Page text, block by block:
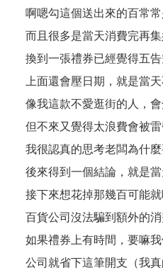
啊嗯勾這個送出來的百常
而且很多是當天消費完再
換到一張禮券已經覺得五
上面還會壓日期，就是當
像我這款不愛逛街的人，
但不來又覺得太浪費會被
我很認真的思考老闆為什
後來得到一個結論，就是
接下來想花掉那幾百可能
百貨公司沒法騙到額外的
如果禮券上有時間，要嘛
公司就省下這筆開支（我真